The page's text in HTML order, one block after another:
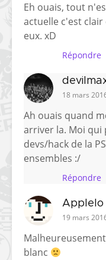
Eh ouais, tout
actuelle c'est
eux. xD
Répondre
18 mars
Ah ouais quand
arriver la. Moi qui
devs/hack de la
ensembles :/
Répondre
Applelo
19 mars
blanc